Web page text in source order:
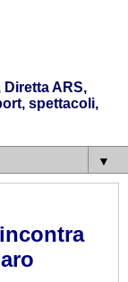
ARS,
spettacoli,
▼